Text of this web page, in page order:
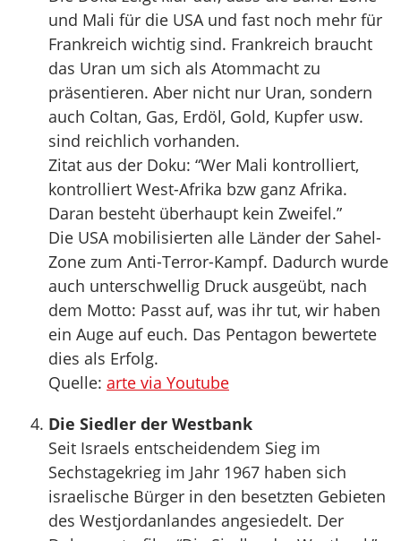
und Mali für die USA und fast noch mehr für
Frankreich wichtig sind. Frankreich braucht
das Uran um sich als Atommacht zu
präsentieren. Aber nicht nur Uran, sondern
auch Coltan, Gas, Erdöl, Gold, Kupfer usw.
sind reichlich vorhanden.
Zitat aus der Doku: “Wer Mali kontrolliert,
kontrolliert West-Afrika bzw ganz Afrika.
Daran besteht überhaupt kein Zweifel.”
Die USA mobilisierten alle Länder der Sahel-
Zone zum Anti-Terror-Kampf. Dadurch wurde
auch unterschwellig Druck ausgeübt, nach
dem Motto: Passt auf, was ihr tut, wir haben
ein Auge auf euch. Das Pentagon bewertete
dies als Erfolg.
Quelle: arte via Youtube
Die Siedler der Westbank
Seit Israels entscheidendem Sieg im
Sechstagekrieg im Jahr 1967 haben sich
israelische Bürger in den besetzten Gebieten
des Westjordanlandes angesiedelt. Der